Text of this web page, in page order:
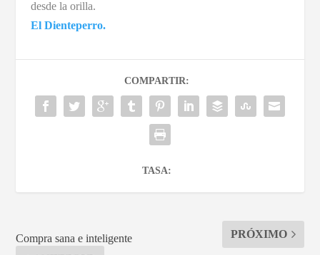
desde la orilla.
El Dienteperro.
COMPARTIR:
TASA:
Compra sana e inteligente
PRÓXIMO